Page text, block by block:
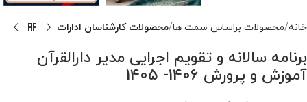
خانه محصولات براساس سمت ها محصولات کارشناسان ادارات
برنامه سالانه و تقویم اجرایی مدیر دارالقرآن
آموزش و پرورش 1406- 1405